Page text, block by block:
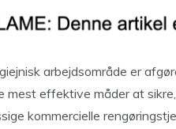
arbejdsområde er
mest effektive måder at
kommercielle